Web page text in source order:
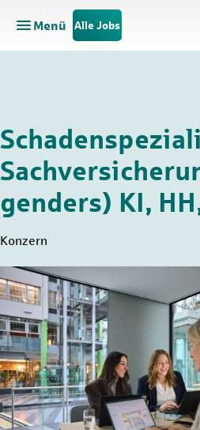
Zum Hauptinhalt springen
Zur Navigation springen
Menü
Hauptnavigation öffnen
Alle Jobs
genders) KI,
Konzern